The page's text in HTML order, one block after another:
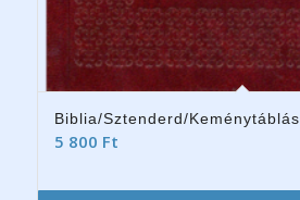
Biblia/Sztenderd/Keménytáblás
5 800 Ft